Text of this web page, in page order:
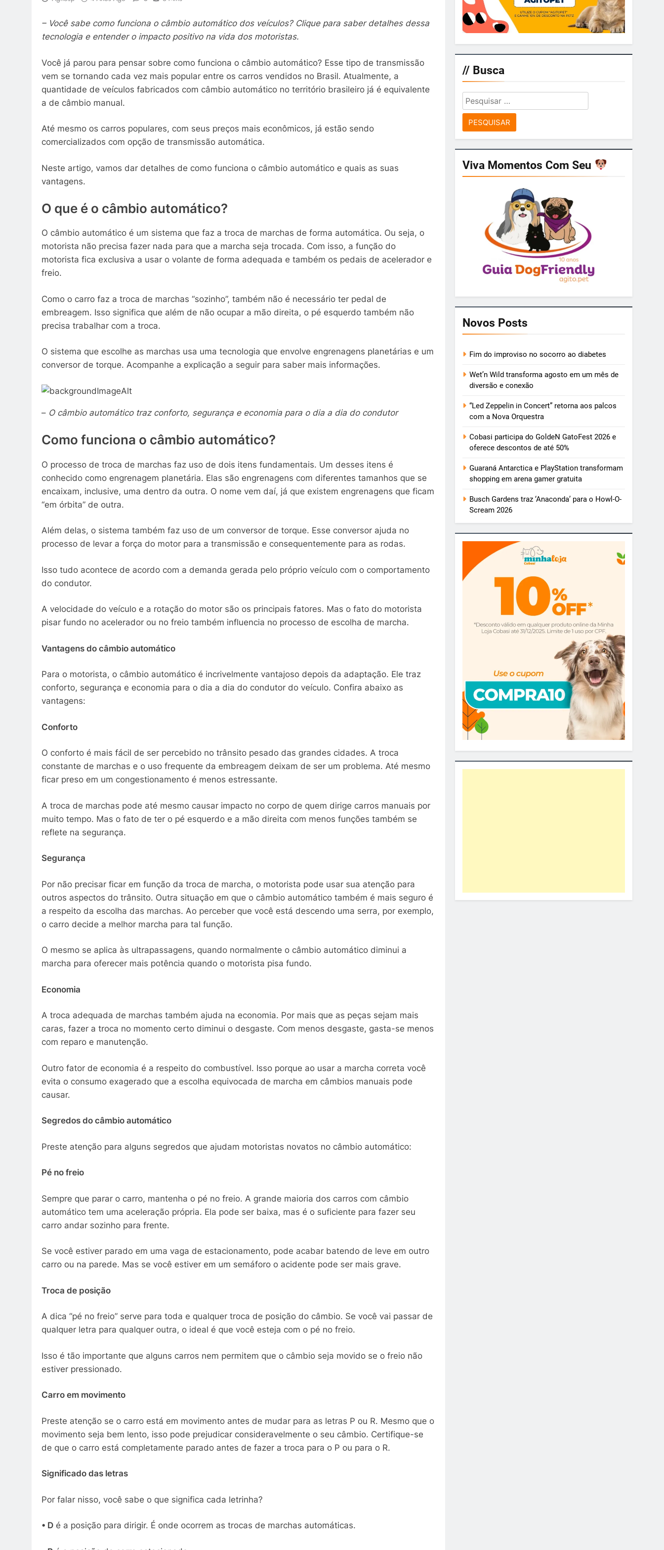
– Você sabe como funciona o câmbio automático dos veículos? Clique para saber detalhes dessa
tecnologia e entender o impacto positivo na vida dos motoristas.
Você já parou para pensar sobre como funciona o câmbio automático? Esse tipo de transmissão
vem se tornando cada vez mais popular entre os carros vendidos no Brasil. Atualmente, a
quantidade de veículos fabricados com câmbio automático no território brasileiro já é equivalente
a de câmbio manual.
Até mesmo os carros populares, com seus preços mais econômicos, já estão sendo
comercializados com opção de transmissão automática.
Neste artigo, vamos dar detalhes de como funciona o câmbio automático e quais as suas
vantagens.
O que é o câmbio automático?
O câmbio automático é um sistema que faz a troca de marchas de forma automática. Ou seja, o
motorista não precisa fazer nada para que a marcha seja trocada. Com isso, a função do
motorista fica exclusiva a usar o volante de forma adequada e também os pedais de acelerador e
freio.
Como o carro faz a troca de marchas “sozinho”, também não é necessário ter pedal de
embreagem. Isso significa que além de não ocupar a mão direita, o pé esquerdo também não
precisa trabalhar com a troca.
O sistema que escolhe as marchas usa uma tecnologia que envolve engrenagens planetárias e um
conversor de torque. Acompanhe a explicação a seguir para saber mais informações.
– O câmbio automático traz conforto, segurança e economia para o dia a dia do condutor
Como funciona o câmbio automático?
O processo de troca de marchas faz uso de dois itens fundamentais. Um desses itens é
conhecido como engrenagem planetária. Elas são engrenagens com diferentes tamanhos que se
encaixam, inclusive, uma dentro da outra. O nome vem daí, já que existem engrenagens que ficam
“em órbita” de outra.
Além delas, o sistema também faz uso de um conversor de torque. Esse conversor ajuda no
processo de levar a força do motor para a transmissão e consequentemente para as rodas.
Isso tudo acontece de acordo com a demanda gerada pelo próprio veículo com o comportamento
do condutor.
A velocidade do veículo e a rotação do motor são os principais fatores. Mas o fato do motorista
pisar fundo no acelerador ou no freio também influencia no processo de escolha de marcha.
Vantagens do câmbio automático
Para o motorista, o câmbio automático é incrivelmente vantajoso depois da adaptação. Ele traz
conforto, segurança e economia para o dia a dia do condutor do veículo. Confira abaixo as
vantagens:
Conforto
O conforto é mais fácil de ser percebido no trânsito pesado das grandes cidades. A troca
constante de marchas e o uso frequente da embreagem deixam de ser um problema. Até mesmo
ficar preso em um congestionamento é menos estressante.
A troca de marchas pode até mesmo causar impacto no corpo de quem dirige carros manuais por
muito tempo. Mas o fato de ter o pé esquerdo e a mão direita com menos funções também se
reflete na segurança.
Segurança
Por não precisar ficar em função da troca de marcha, o motorista pode usar sua atenção para
outros aspectos do trânsito. Outra situação em que o câmbio automático também é mais seguro é
a respeito da escolha das marchas. Ao perceber que você está descendo uma serra, por exemplo,
o carro decide a melhor marcha para tal função.
O mesmo se aplica às ultrapassagens, quando normalmente o câmbio automático diminui a
marcha para oferecer mais potência quando o motorista pisa fundo.
Economia
A troca adequada de marchas também ajuda na economia. Por mais que as peças sejam mais
caras, fazer a troca no momento certo diminui o desgaste. Com menos desgaste, gasta-se menos
com reparo e manutenção.
Outro fator de economia é a respeito do combustível. Isso porque ao usar a marcha correta você
evita o consumo exagerado que a escolha equivocada de marcha em câmbios manuais pode
causar.
Segredos do câmbio automático
Preste atenção para alguns segredos que ajudam motoristas novatos no câmbio automático:
Pé no freio
Sempre que parar o carro, mantenha o pé no freio. A grande maioria dos carros com câmbio
automático tem uma aceleração própria. Ela pode ser baixa, mas é o suficiente para fazer seu
carro andar sozinho para frente.
Se você estiver parado em uma vaga de estacionamento, pode acabar batendo de leve em outro
carro ou na parede. Mas se você estiver em um semáforo o acidente pode ser mais grave.
Troca de posição
A dica “pé no freio” serve para toda e qualquer troca de posição do câmbio. Se você vai passar de
qualquer letra para qualquer outra, o ideal é que você esteja com o pé no freio.
Isso é tão importante que alguns carros nem permitem que o câmbio seja movido se o freio não
estiver pressionado.
Carro em movimento
Preste atenção se o carro está em movimento antes de mudar para as letras P ou R. Mesmo que o
movimento seja bem lento, isso pode prejudicar consideravelmente o seu câmbio. Certifique-se
de que o carro está completamente parado antes de fazer a troca para o P ou para o R.
Significado das letras
Por falar nisso, você sabe o que significa cada letrinha?
• D é a posição para dirigir. É onde ocorrem as trocas de marchas automáticas.
// Busca
Pesquisar
por:
Viva Momentos Com Seu
Novos Posts
Fim do improviso no socorro ao diabetes
Wet’n Wild transforma agosto em um mês de
diversão e conexão
“Led Zeppelin in Concert” retorna aos palcos
com a Nova Orquestra
Cobasi participa do GoldeN GatoFest 2026 e
oferece descontos de até 50%
Guaraná Antarctica e PlayStation transformam
shopping em arena gamer gratuita
Busch Gardens traz ‘Anaconda’ para o Howl-O-
Scream 2026